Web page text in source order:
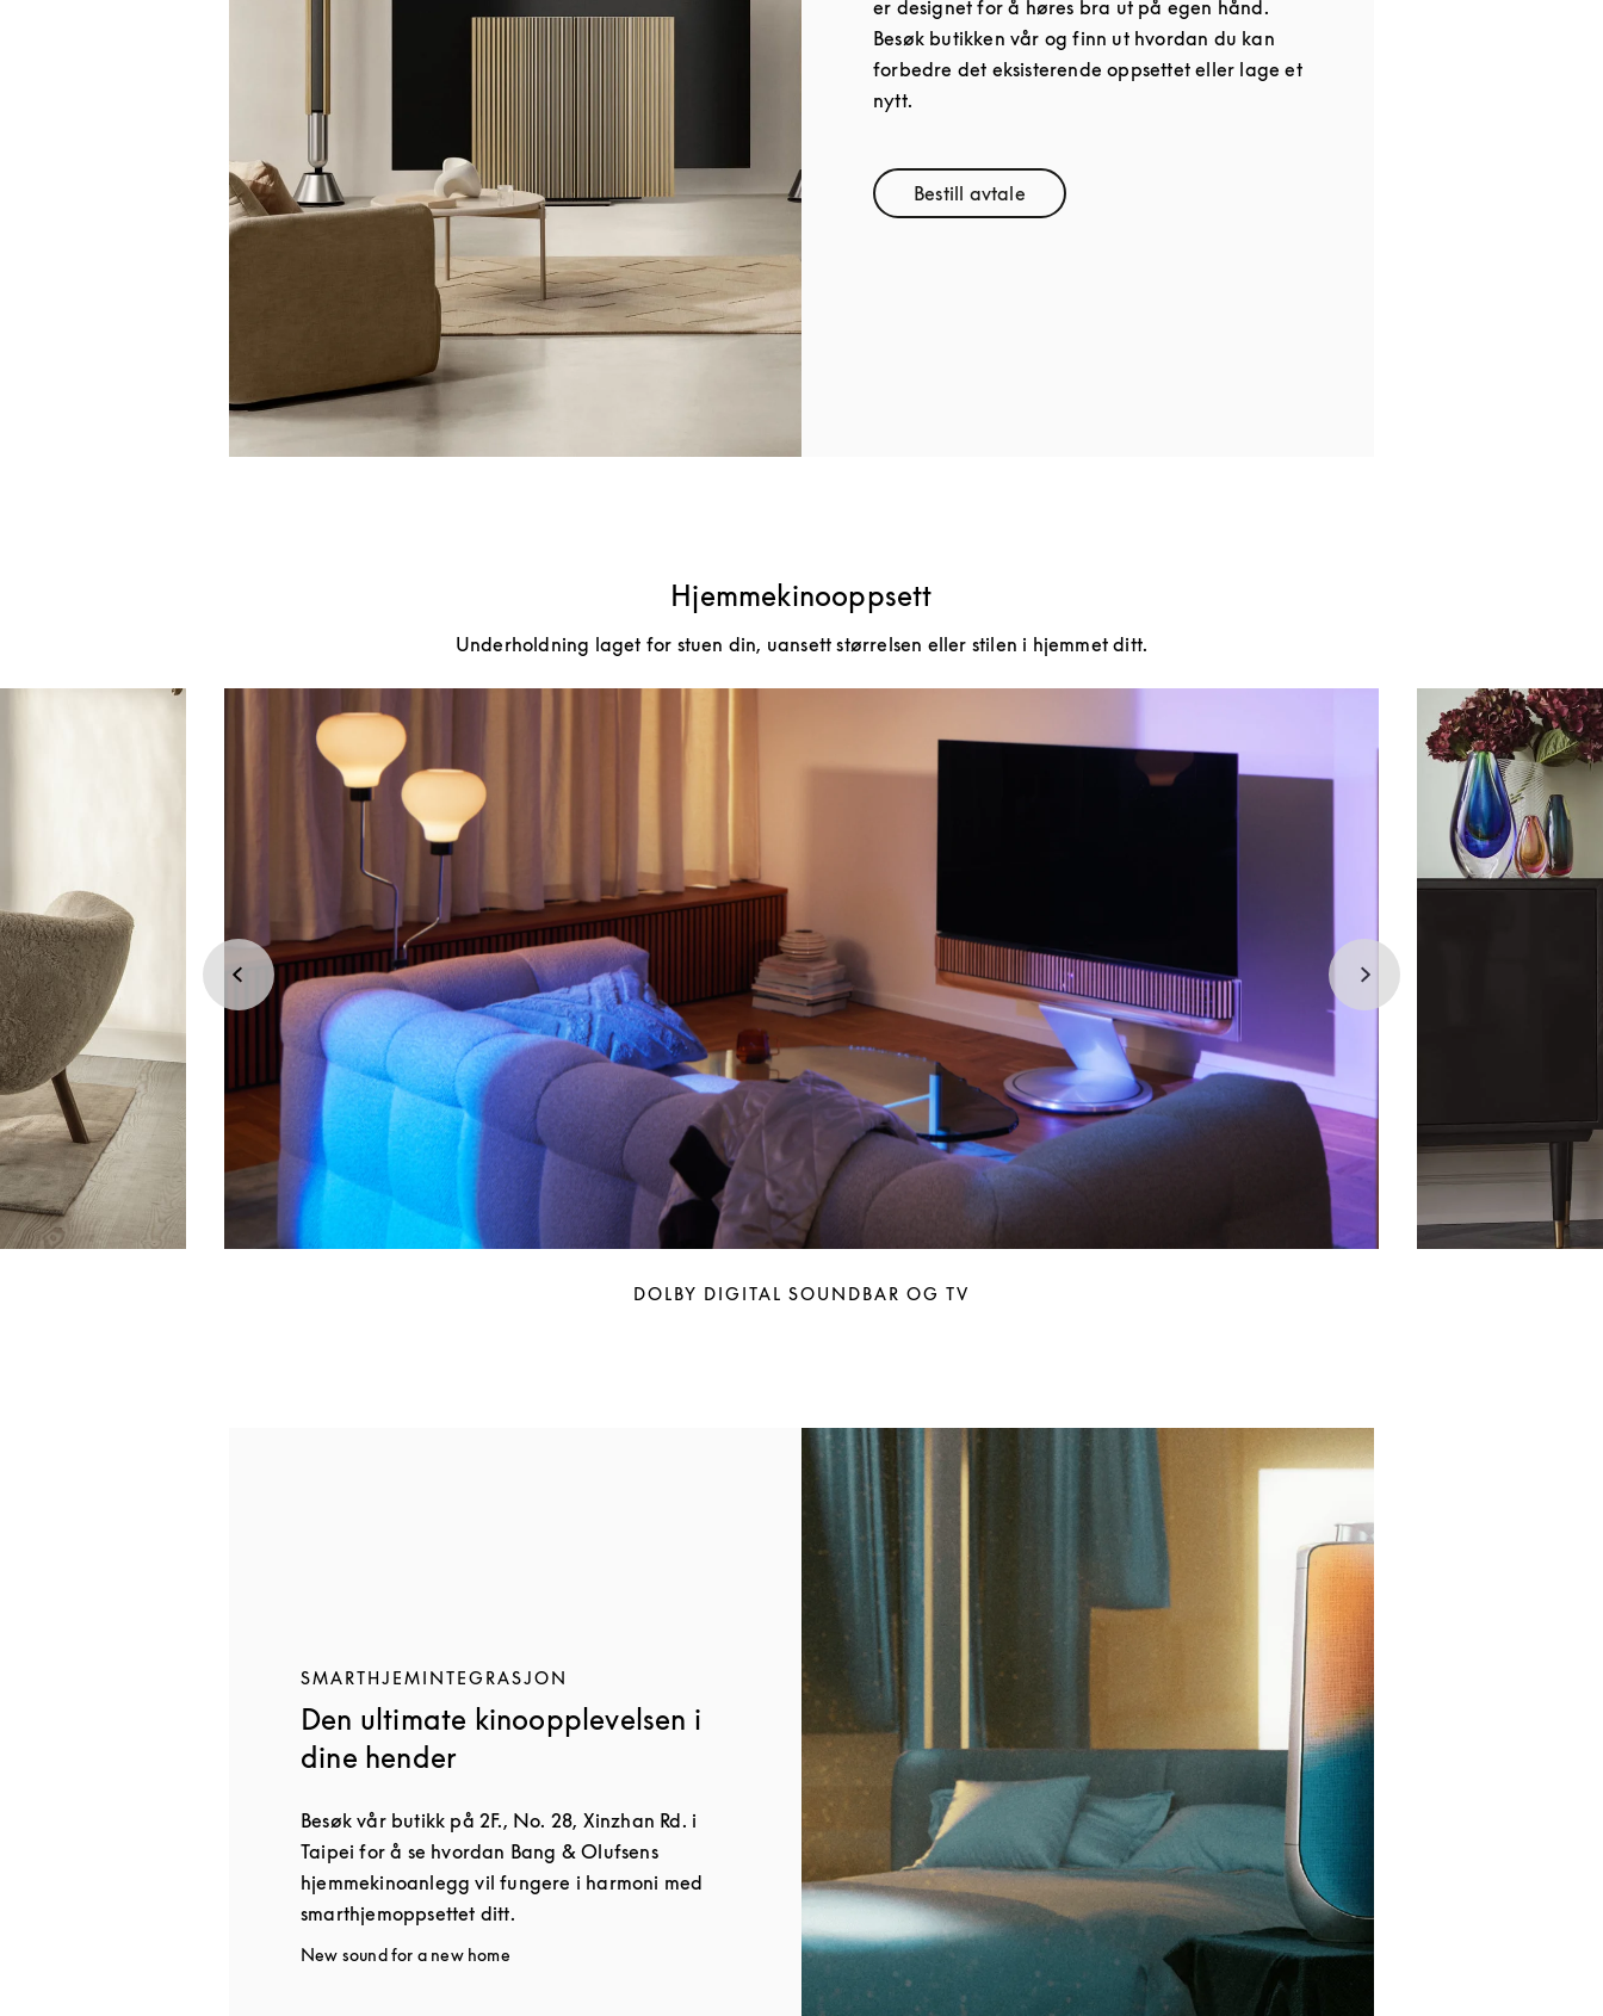
er designet for å høres bra ut på egen hånd.
Besøk butikken vår og finn ut hvordan du kan
forbedre det eksisterende oppsettet eller lage et
nytt.
Bestill avtaleLink Opens in New Tab
Hjemmekinooppsett
Underholdning laget for stuen din, uansett størrelsen eller stilen i hjemmet ditt.
DOLBY DIGITAL SOUNDBAR OG TV
Bilde av arrangement
SMARTHJEMINTEGRASJON
Den ultimate kinoopplevelsen i
dine hender
Besøk vår butikk på 2F., No. 28, Xinzhan Rd. i
Taipei for å se hvordan Bang & Olufsens
hjemmekinoanlegg vil fungere i harmoni med
smarthjemoppsettet ditt.
New sound for a new home